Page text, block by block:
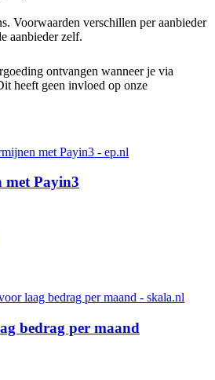
Voorwaarden verschillen per aanbieder
aanbieder zelf.
ontvangen wanneer je via
heeft geen invloed op onze
met Payin3
bedrag per maand